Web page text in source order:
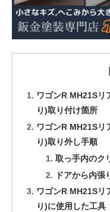
ワゴンR MH21Sリ
り)取り付け箇所
ワゴンR MH21Sリ
り)取り外し手順
取っ手内のク
ドアから内張
ワゴンR MH21Sリ
り)に使用した工具